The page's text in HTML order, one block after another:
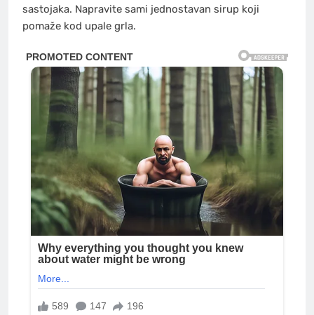
sastojaka. Napravite sami jednostavan sirup koji
pomaže kod upale grla.